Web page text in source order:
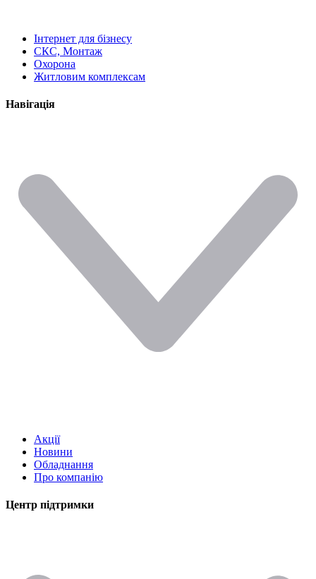
Інтернет для бізнесу
СКС, Монтаж
Охорона
Житловим комплексам
Навігація
Акції
Новини
Обладнання
Про компанію
Центр підтримки